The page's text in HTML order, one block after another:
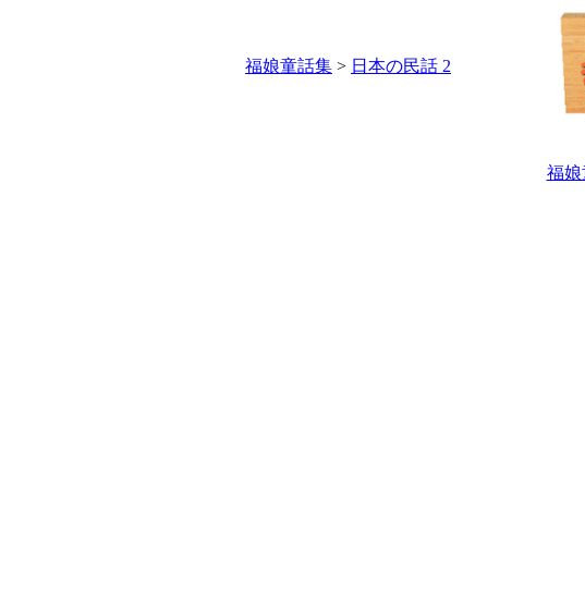
福娘童話集 > 日本の民話 2
福娘